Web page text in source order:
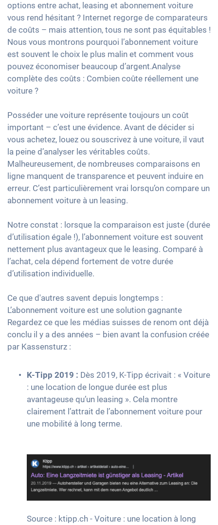
options entre achat, leasing et abonnement voiture
vous rend hésitant ? Internet regorge de comparateurs
de coûts – mais attention, tous ne sont pas équitables !
Nous vous montrons pourquoi l’abonnement voiture
est souvent le choix le plus malin et comment vous
pouvez économiser beaucoup d’argent.Analyse
complète des coûts : Combien coûte réellement une
voiture ?
Posséder une voiture représente toujours un coût
important – c’est une évidence. Avant de décider si
vous achetez, louez ou souscrivez à une voiture, il vaut
la peine d’analyser les véritables coûts.
Malheureusement, de nombreuses comparaisons en
ligne manquent de transparence et peuvent induire en
erreur. C’est particulièrement vrai lorsqu’on compare un
abonnement voiture à un leasing.
Notre constat : lorsque la comparaison est juste (durée
d’utilisation égale !), l’abonnement voiture est souvent
nettement plus avantageux que le leasing. Comparé à
l’achat, cela dépend fortement de votre durée
d’utilisation individuelle.
Ce que d'autres savent depuis longtemps :
L’abonnement voiture est une solution gagnante
Regardez ce que les médias suisses de renom ont déjà
conclu il y a des années – bien avant la confusion créée
par Kassensturz :
K-Tipp 2019 : Dès 2019, K-Tipp écrivait : « Voiture
: une location de longue durée est plus
avantageuse qu’un leasing ». Cela montre
clairement l’attrait de l’abonnement voiture pour
une mobilité à long terme.
Source : ktipp.ch - Voiture : une location à long